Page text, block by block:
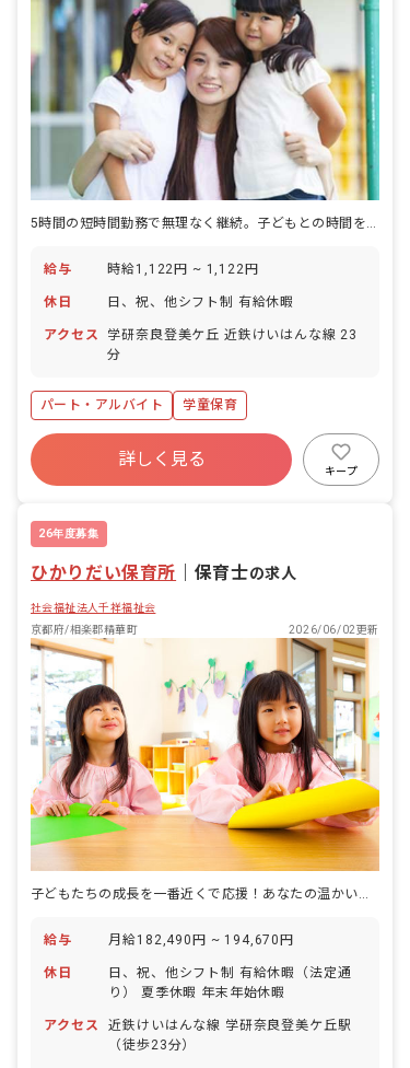
給与 時給1,122円 ~ 1,122円
休日 日、祝、他シフト制 有給休暇
アクセス
学研奈良登美ケ丘 近鉄けいはんな線 23
分
パート・アルバイト 学童保育
詳しく見る
キープ
26年度募集
ひかりだい保育所 保育士の求人
社会福祉法人千祥福祉会
京都府/相楽郡精華町
2026/06/02更新
給与 月給182,490円 ~ 194,670円
休日
日、祝、他シフト制 有給休暇（法定通
り） 夏季休暇 年末年始休暇
アクセス
近鉄けいはんな線 学研奈良登美ケ丘駅
（徒歩23分）